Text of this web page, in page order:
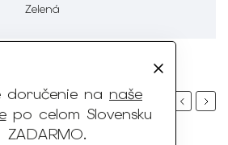
doručenie na naše
po celom Slovensku
ZADARMO.
Zelená
PreviousNext